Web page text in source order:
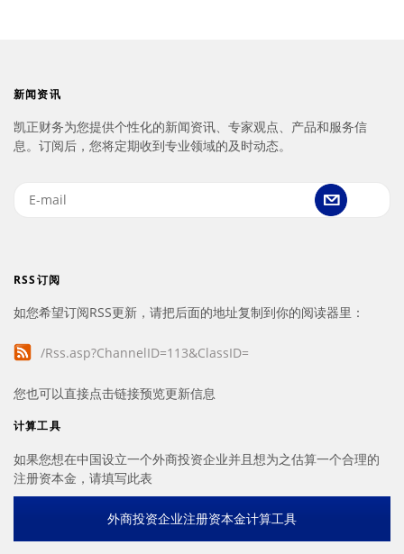
新闻资讯
凯正财务为您提供个性化的新闻资讯、专家观点、产品和服务信
息。订阅后，您将定期收到专业领域的及时动态。
RSS订阅
如您希望订阅RSS更新，请把后面的地址复制到你的阅读器里：
/Rss.asp?ChannelID=113&ClassID=
您也可以直接点击链接预览更新信息
计算工具
如果您想在中国设立一个外商投资企业并且想为之估算一个合理的
注册资本金，请填写此表
外商投资企业注册资本金计算工具